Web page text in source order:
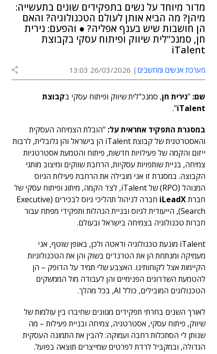
מדור מיוחד על נשים בתפקידים שונים בתעשייה:
מיהן? מה הביא אותן לעולם הטכנולוגיה? והאם
הן חושבות שיש בענף אפליה? ● והפעם: נירית
חן, סמנכ"לית שיווק ופיתוח עסקי בקבוצת
iTalent
מערכת אנשים ומחשבים 26/03/2026 13:03
שם: "נירית חן, סמנכ"לית שיווק ופיתוח עסקי בקבוצת
iTalent
".
במסגרת התפקיד אחראית על: "הובלת הצמיחה העסקית
והאסטרטגית של קבוצת iTalent הן בישראל והן גלובלית, לרבות
ייזום והקמה של פעילויות חדשות, פיתוח והטמעת אסטרטגיות
צמיחה, בניית שותפויות עסקיות, הרחבת שווקים ומיצוב מותגי
הקבוצה. במסגרת זו אני מובילה את הרחבת פעילות הגיוס
המנוהל (RPO) של iTalent, לצד הקמה, מיתוג ופיתוח עסקי של
חברתiLeadX חברה לניהול תהליכי גיוס לבכירים (Executive
Search), הייעודית לגיוס ובניית הנהלות ותפקידי מפתח עבור
חברות טכנולוגיה בצמיחה בישראל ובעולם.
iTalent מונעת טכנולוגיה ודאטה ולכן, באופן שוטף, אני
מעמיקה ומנתחת הן את הטרנדים בשוק והן את הטכנולוגיות
הקיימות אצל לקוחותינו. האצבע שלי תמיד על הדופק – הן
להטמעת השדרוגים הפנימיים והן לעבודה מול הממשקים
הטכנולוגים המובילים, כולל AI, בכל מהלך.
לאורך השנים בחרתי תפקידים מגוונים שחיברו בין עולמות של
שיווק, פיתוח עסקי, אסטרטגיה, צמיחה ובניית פעילות – מה
שנותן לי הסתכלות רחבה ועמוקה: להבין את התמונה העסקית
הגדולה, ובמקביל לרדת לפרטים שמייצרים תוצאה בפועל.